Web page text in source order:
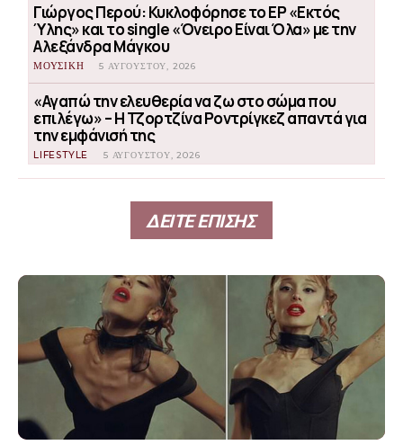
Γιώργος Περού: Κυκλοφόρησε το EP «Εκτός
Ύλης» και το single «Όνειρο Είναι Όλα» με την
Αλεξάνδρα Μάγκου
ΜΟΥΣΙΚΗ 5 ΑΥΓΟΎΣΤΟΥ, 2026
«Αγαπώ την ελευθερία να ζω στο σώμα που
επιλέγω» – Η Τζορτζίνα Ροντρίγκεζ απαντά για
την εμφάνισή της
LIFESTYLE 5 ΑΥΓΟΎΣΤΟΥ, 2026
ΔΕΙΤΕ ΕΠΙΣΗΣ